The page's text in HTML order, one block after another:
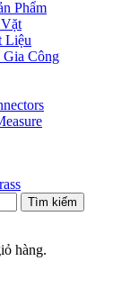
Phẩm
Liệu
Gia Công
Tìm kiếm
hàng.